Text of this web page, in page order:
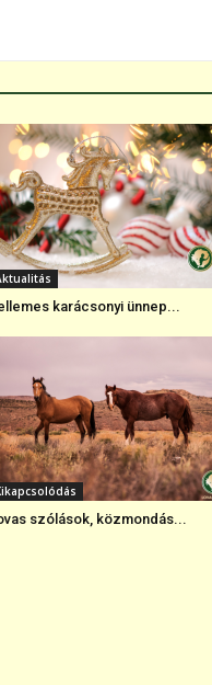
karácsonyi ünnep...
szólások, közmondás...